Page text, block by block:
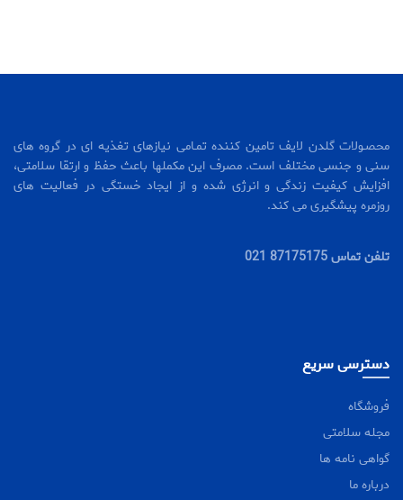
محصـولات گلدن لایف تامین کننده تمـامی نیازهای تغذیه ای در گروه های
سنی و جنسی مختلف است. مصرف این مکملها باعث حفظ و ارتقا سلامتی،
افزایش کیفیت زندگی و انرژی شده و از ایجاد خستگی در فعالیت های
روزمره پیشگیری می کند.
تلفن تماس 87175175 021
دسترسی سریع
فروشگاه
مجله سلامتی
گواهی نامه ها
درباره ما